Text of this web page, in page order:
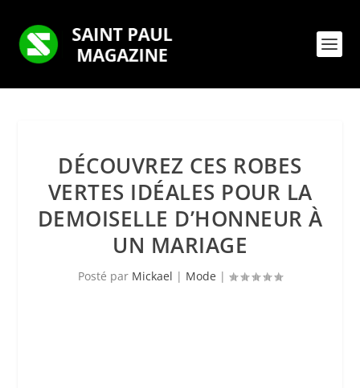
DÉCOUVREZ CES ROBES
VERTES IDÉALES POUR LA
DEMOISELLE D’HONNEUR À
UN MARIAGE
Posté par Mickael | Mode |